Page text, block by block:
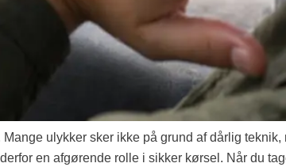
ulykker sker ikke på grund af dårlig teknik,
en afgørende rolle i sikker kørsel. Når du